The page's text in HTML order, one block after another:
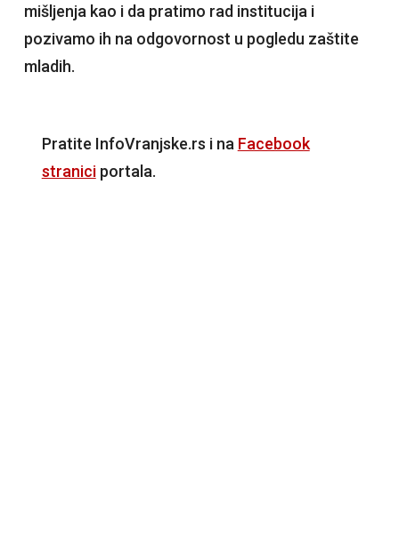
mišljenja kao i da pratimo rad institucija i
pozivamo ih na odgovornost u pogledu zaštite
mladih.
Pratite InfoVranjske.rs i na Facebook
straniciportala.